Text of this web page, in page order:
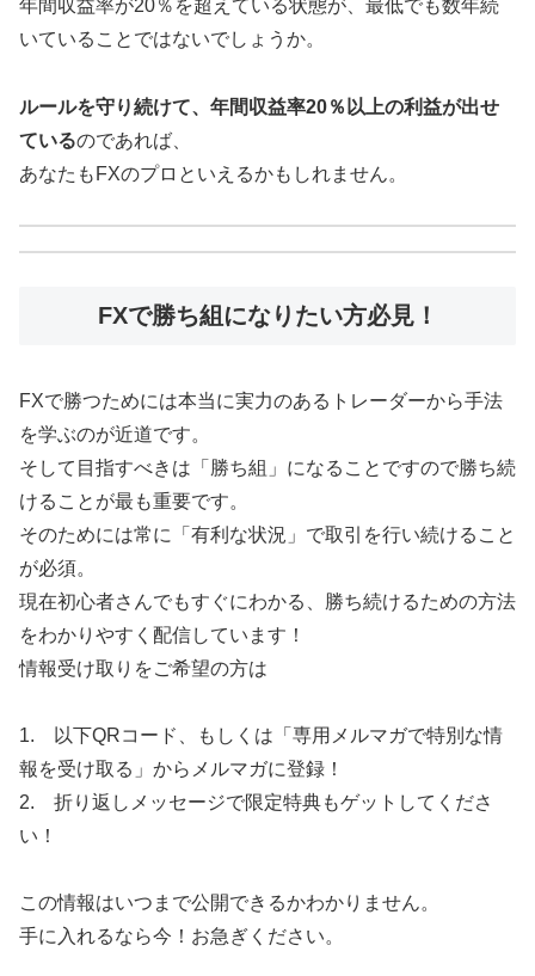
年間収益率が20％を超えている状態が、最低でも数年続
いていることではないでしょうか。
ルールを守り続けて、年間収益率20％以上の利益が出せ
ているのであれば、
あなたもFXのプロといえるかもしれません。
FXで勝ち組になりたい方必見！
FXで勝つためには本当に実力のあるトレーダーから手法
を学ぶのが近道です。
そして目指すべきは「勝ち組」になることですので勝ち続
けることが最も重要です。
そのためには常に「有利な状況」で取引を行い続けること
が必須。
現在初心者さんでもすぐにわかる、勝ち続けるための方法
をわかりやすく配信しています！
情報受け取りをご希望の方は
1. 以下QRコード、もしくは「専用メルマガで特別な情
報を受け取る」からメルマガに登録！
2. 折り返しメッセージで限定特典もゲットしてくださ
い！
この情報はいつまで公開できるかわかりません。
手に入れるなら今！お急ぎください。